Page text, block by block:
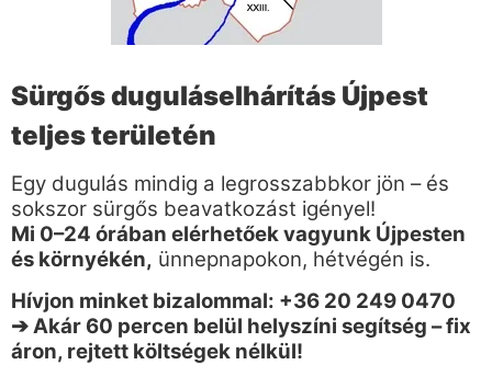
Sürgős duguláselhárítás Újpest
teljes területén
Egy dugulás mindig a legrosszabbkor jön – és
sokszor sürgős beavatkozást igényel!
Mi 0–24 órában elérhetőek vagyunk Újpesten
és környékén, ünnepnapokon, hétvégén is.
Hívjon minket bizalommal: +36 20 249 0470
➔ Akár 60 percen belül helyszíni segítség – fix
áron, rejtett költségek nélkül!